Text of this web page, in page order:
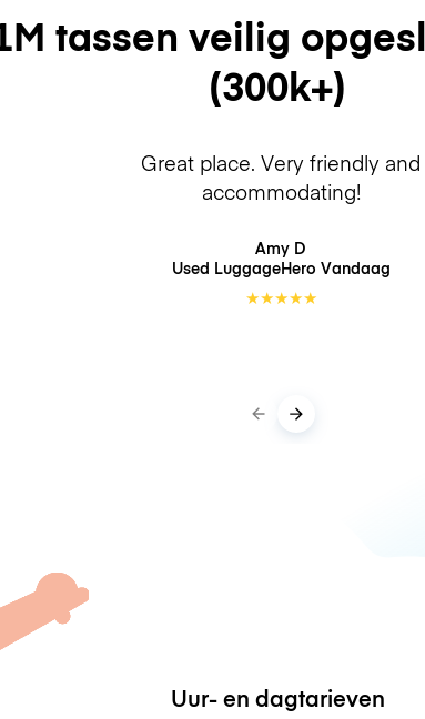
tassen veilig
(300k+)
Great place. Very friendly and
accommodating!
Amy D
Used LuggageHero Vandaag
★★★★★
Uur- en dagtarieven